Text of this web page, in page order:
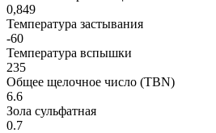
0,849
Температура застывания
-60
Температура вспышки
235
Общее щелочное число (TBN)
6.6
Зола сульфатная
0.7